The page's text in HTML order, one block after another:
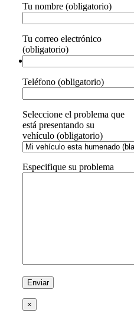
Tu nombre (obligatorio)
Tu correo electrónico
(obligatorio)
Teléfono (obligatorio)
Seleccione el problema que
está presentando su
vehículo (obligatorio)
Especifique su problema
×